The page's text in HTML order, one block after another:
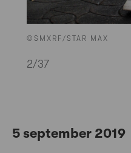
©SMXRF/STAR MAX
2/37
5 september 2019